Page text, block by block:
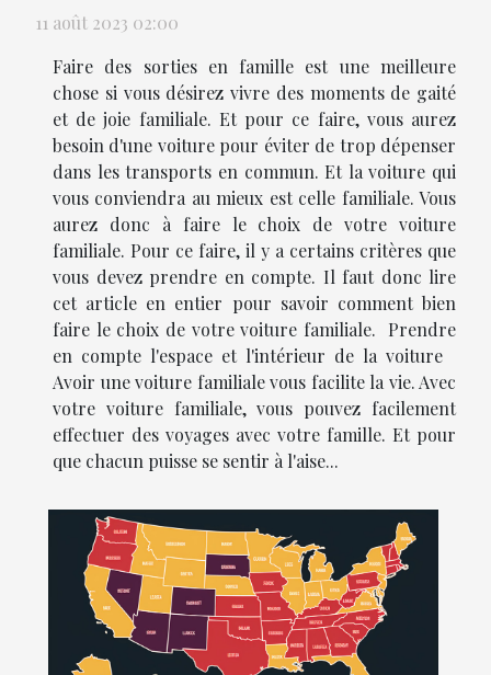
11 août 2023 02:00
Faire des sorties en famille est une meilleure
chose si vous désirez vivre des moments de gaité
et de joie familiale. Et pour ce faire, vous aurez
besoin d'une voiture pour éviter de trop dépenser
dans les transports en commun. Et la voiture qui
vous conviendra au mieux est celle familiale. Vous
aurez donc à faire le choix de votre voiture
familiale. Pour ce faire, il y a certains critères que
vous devez prendre en compte. Il faut donc lire
cet article en entier pour savoir comment bien
faire le choix de votre voiture familiale. Prendre
en compte l'espace et l'intérieur de la voiture
Avoir une voiture familiale vous facilite la vie. Avec
votre voiture familiale, vous pouvez facilement
effectuer des voyages avec votre famille. Et pour
que chacun puisse se sentir à l'aise...